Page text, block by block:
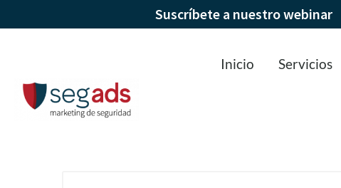
Suscríbete a nuestro webinar
Inicio Servicios